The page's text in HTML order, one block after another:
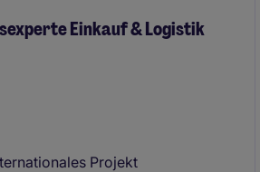
Einkauf & Logistik
Projekt